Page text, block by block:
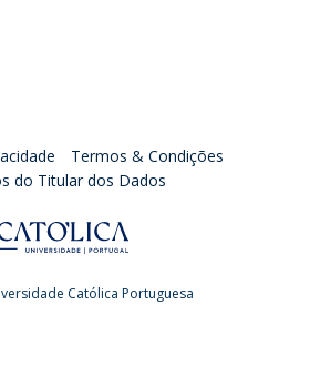
Termos & Condições
do Titular dos Dados
Católica Portuguesa